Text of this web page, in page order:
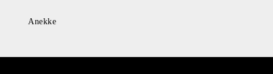
Anekke